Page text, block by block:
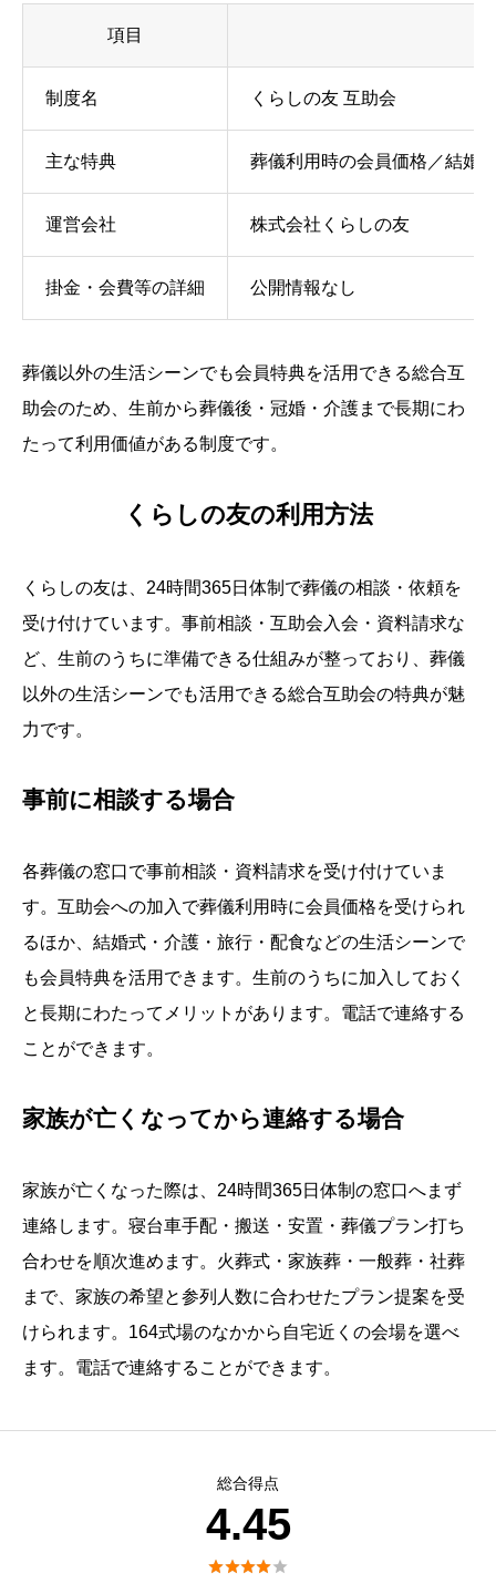
項目
制度名 くらしの友 互助会
主な特典 葬儀利用時の会員価格／結婚
運営会社 株式会社くらしの友
掛金・会費等の詳細 公開情報なし
葬儀以外の生活シーンでも会員特典を活用できる総合互
助会のため、生前から葬儀後・冠婚・介護まで長期にわ
たって利用価値がある制度です。
くらしの友の利用方法
くらしの友は、24時間365日体制で葬儀の相談・依頼を
受け付けています。事前相談・互助会入会・資料請求な
ど、生前のうちに準備できる仕組みが整っており、葬儀
以外の生活シーンでも活用できる総合互助会の特典が魅
力です。
事前に相談する場合
各葬儀の窓口で事前相談・資料請求を受け付けていま
す。互助会への加入で葬儀利用時に会員価格を受けられ
るほか、結婚式・介護・旅行・配食などの生活シーンで
も会員特典を活用できます。生前のうちに加入しておく
と長期にわたってメリットがあります。電話で連絡する
ことができます。
家族が亡くなってから連絡する場合
家族が亡くなった際は、24時間365日体制の窓口へまず
連絡します。寝台車手配・搬送・安置・葬儀プラン打ち
合わせを順次進めます。火葬式・家族葬・一般葬・社葬
まで、家族の希望と参列人数に合わせたプラン提案を受
けられます。164式場のなかから自宅近くの会場を選べ
ます。電話で連絡することができます。
総合得点
4.45
